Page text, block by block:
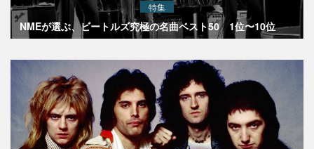
特集
NMEが選ぶ、ビートルズ究極の名曲ベスト50 1位〜10位